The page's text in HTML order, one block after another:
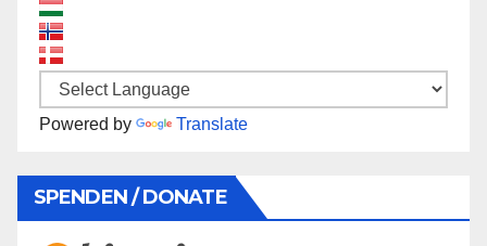
Powered by Translate
SPENDEN / DONATE